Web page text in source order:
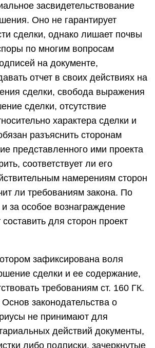
засвидетельствование
Оно не гарантирует
сделки, однако лишает почвы
по многим вопросам
на документе,
отчет в своих действиях на
сделки, свобода выражения
сделки, отсутствие
характера сделки и
разъяснить сторонам
представленного ими проекта
соответствует ли его
намерениям сторон
ли требованиям закона. По
за особое вознаграждение
для сторон проект
зафиксирована воля
сделки и ее содержание,
требованиям ст. 160 ГК.
законодательства о
не принимают для
действий документы,
либо подписки, зачеркнутые